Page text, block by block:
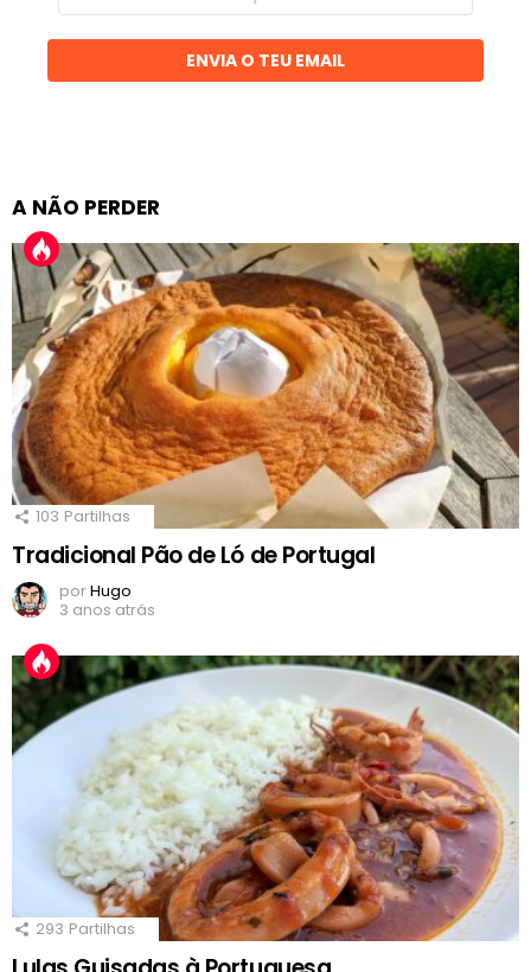
email
ENVIA O TEU EMAIL
A NÃO PERDER
103 Partilhas
Tradicional Pão de Ló de Portugal
porHugo
3 anos atrás
293 Partilhas